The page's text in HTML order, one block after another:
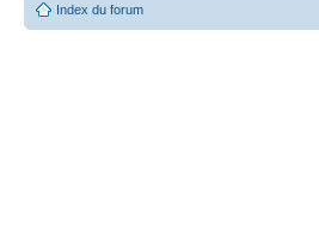
Index du forum